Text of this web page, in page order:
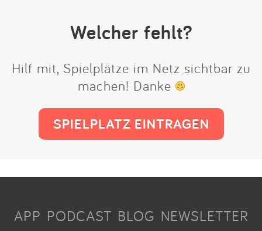
Welcher fehlt?
Hilf mit, Spielplätze im Netz sichtbar zu
machen! Danke
SPIELPLATZ EINTRAGEN
APP PODCAST BLOG NEWSLETTER